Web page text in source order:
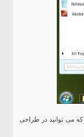
ایم که می توانید در طراحی